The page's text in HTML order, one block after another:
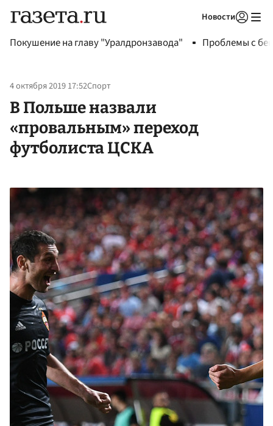
Новости
Покушение на главу "Уралдронзавода" Проблемы с
4 октября 2019 17:52Спорт
В Польше назвали
«провальным» переход
футболиста ЦСКА